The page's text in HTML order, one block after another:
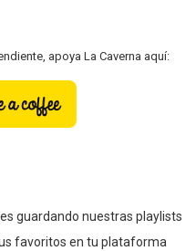
apoya La Caverna aquí:
guardando nuestras playlists
favoritos en tu plataforma